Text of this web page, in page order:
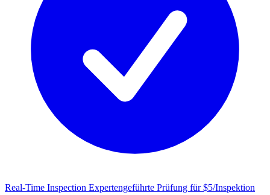
Real-Time Inspection Expertengeführte Prüfung für $5/Inspektion